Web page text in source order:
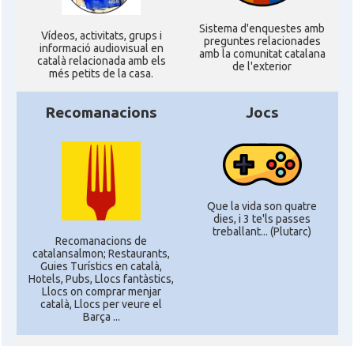
Ví­deos, activitats, grups i
informació audiovisual en
català relacionada amb els
més petits de la casa.
Sistema d'enquestes amb
preguntes relacionades
amb la comunitat catalana
de l'exterior
Recomanacions
Recomanacions de
catalansalmon; Restaurants,
Guies Turístics en català,
Hotels, Pubs, Llocs fantàstics,
Llocs on comprar menjar
català, Llocs per veure el
Barça ...
Jocs
Que la vida son quatre
dies, i 3 te'ls passes
treballant... (Plutarc)